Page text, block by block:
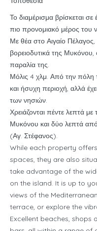
Το διαμέρισμα βρίσκεται
πιο προνομιακό μέρος του
Με θέα στο Αιγαίο
βορειοδυτικά της Μυκόνου,
παραλία της.
Μόλις 4 χλμ. Από την πόλη
και ήσυχη περιοχή, αλλά
των νησιών.
Χρειάζονται πέντε λεπτά
Μυκόνου και δύο λεπτά
(Αγ. Στέφανος).
While each property
spaces, they are also
take advantage of the
on the island. It is up to
views of the
terrace, or explore the
Excellent beaches,